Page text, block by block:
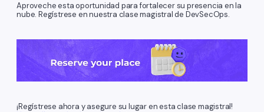
Aproveche esta oportunidad para fortalecer su presencia en la
nube. Regístrese en nuestra clase magistral de DevSecOps.
¡Regístrese ahora y asegure su lugar en esta clase magistral!